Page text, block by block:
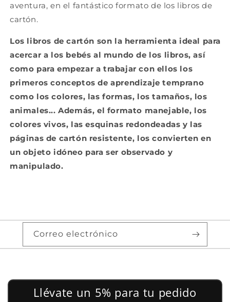
aventura, en el fantástico formato de los libros de
cartón.
Los libros de cartón son la herramienta ideal para
acercar a los bebés al mundo de los libros, así
como para empezar a trabajar con ellos los
primeros conceptos de aprendizaje temprano
como los colores, las formas, los tamaños, los
animales... Además, el formato manejable, los
colores vivos, las esquinas redondeadas y las
páginas de cartón resistente, los convierten en
un objeto idóneo para ser observado y
manipulado.
Correo electrónico
Llévate un 5% para tu pedido